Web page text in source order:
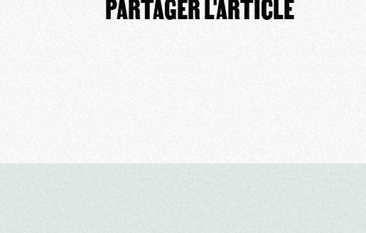
PARTAGER L'ARTICLE